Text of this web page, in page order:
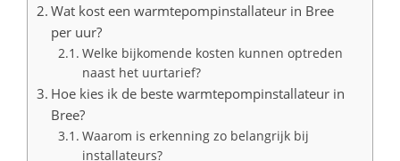
Wat kost een warmtepompinstallateur in Bree
per uur?
Welke bijkomende kosten kunnen optreden
naast het uurtarief?
Hoe kies ik de beste warmtepompinstallateur in
Bree?
Waarom is erkenning zo belangrijk bij
installateurs?